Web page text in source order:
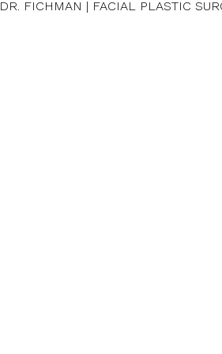
DR. FICHMAN | FACIAL PLASTIC